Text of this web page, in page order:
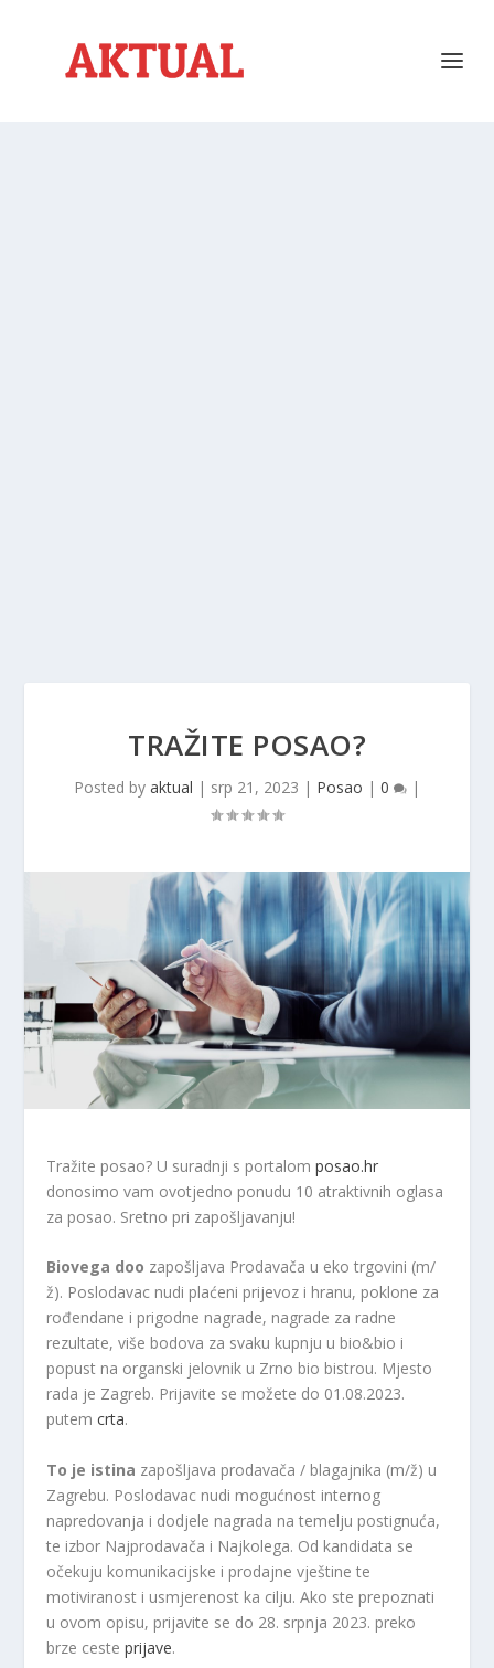
TRAŽITE POSAO?
Posted by aktual | srp 21, 2023 | Posao | 0 |
Tražite posao? U suradnji s portalomposao.hr
donosimo vam ovotjedno ponudu 10 atraktivnih oglasa
za posao. Sretno pri zapošljavanju!
Biovega doo zapošljava Prodavača u eko trgovini (m/
ž). Poslodavac nudi plaćeni prijevoz i hranu, poklone za
rođendane i prigodne nagrade, nagrade za radne
rezultate, više bodova za svaku kupnju u bio&bio i
popust na organski jelovnik u Zrno bio bistrou. Mjesto
rada je Zagreb. Prijavite se možete do 01.08.2023.
putemcrta.
To je istina zapošljava prodavača / blagajnika (m/ž) u
Zagrebu. Poslodavac nudi mogućnost internog
napredovanja i dodjele nagrada na temelju postignuća,
te izbor Najprodavača i Najkolega. Od kandidata se
očekuju komunikacijske i prodajne vještine te
motiviranost i usmjerenost ka cilju. Ako ste prepoznati
u ovom opisu, prijavite se do 28. srpnja 2023. preko
brze cesteprijave.